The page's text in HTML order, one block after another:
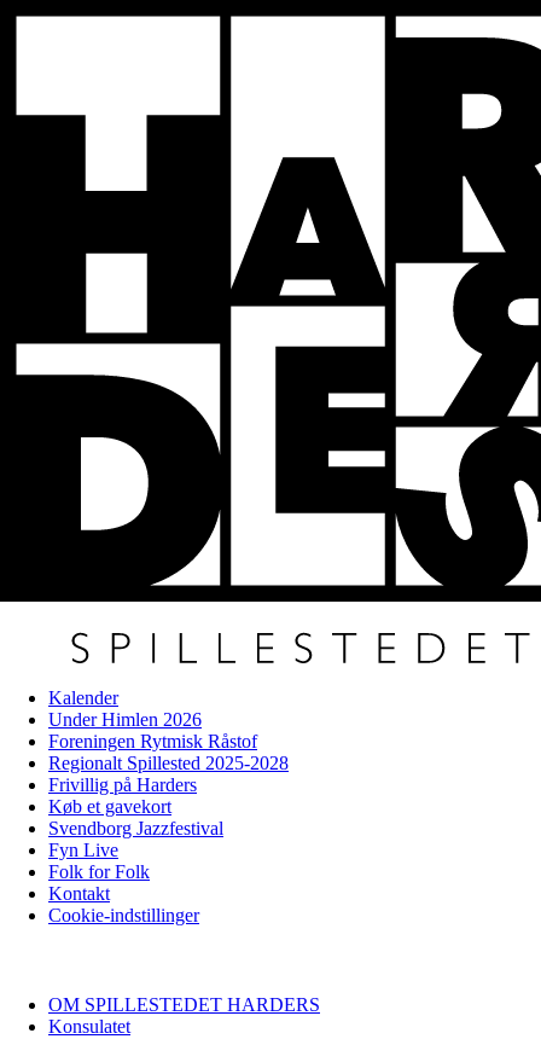
Kalender
Under Himlen 2026
Foreningen Rytmisk Råstof
Regionalt Spillested 2025-2028
Frivillig på Harders
Køb et gavekort
Svendborg Jazzfestival
Fyn Live
Folk for Folk
Kontakt
Cookie-indstillinger
OM SPILLESTEDET HARDERS
Konsulatet